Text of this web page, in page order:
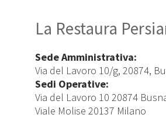
La Restaura
Sede Amministrativa:
Via del Lavoro 10/g, 20874,
Sedi Operative:
Via del Lavoro 10 20874
Viale Molise 20137 Milano